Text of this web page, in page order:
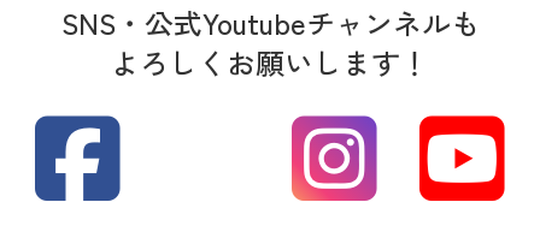
SNS・公式Youtubeチャンネルも
よろしくお願いします！